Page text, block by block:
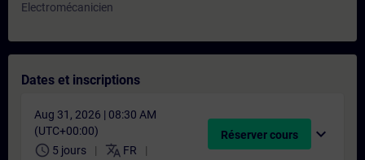
Electromécanicien
Dates et inscriptions
Aug 31, 2026 | 08:30 AM
(UTC+00:00)
schedule 5 jours translate FR
Réserver cours expand_more